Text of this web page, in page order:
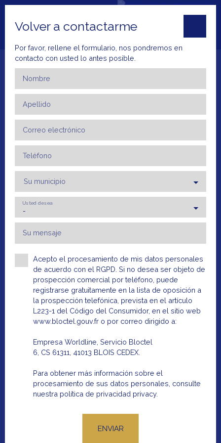
Inicio Comprar Alquilar Alquiler
+33 4 66 23 79
ESTIMA
DESCUBRE TODAS NUESTRAS OFERTAS
Apartamentos Alquilado
Volver a contactarme
Por favor, rellene el formulario, nos pondremos en
contacto con usted lo antes posible.
Nombre
Apellido
Correo electrónico
Teléfono
Su municipio
-
Usted desea
Su mensaje
Acepto el procesamiento de mis datos personales
de acuerdo con el RGPD. Si no desea ser objeto de
prospección comercial por teléfono, puede
registrarse gratuitamente en la lista de oposición a
la prospección telefónica, prevista en el artículo
L223-1 del Código del Consumidor, en el sitio web
www.bloctel.gouv.fr o por correo dirigido a:
Empresa Worldline, Servicio Bloctel
6, CS 61311, 41013 BLOIS CEDEX.
Para obtener más información sobre el
procesamiento de sus datos personales, consulte
nuestra política de privacidad privacy.
ENVIAR